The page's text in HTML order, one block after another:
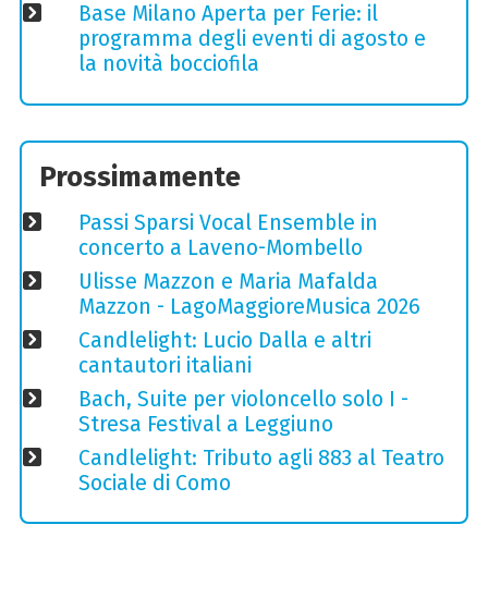
Base Milano Aperta per Ferie: il
programma degli eventi di agosto e
la novità bocciofila
Prossimamente
Passi Sparsi Vocal Ensemble in
concerto a Laveno-Mombello
Ulisse Mazzon e Maria Mafalda
Mazzon - LagoMaggioreMusica 2026
Candlelight: Lucio Dalla e altri
cantautori italiani
Bach, Suite per violoncello solo I -
Stresa Festival a Leggiuno
Candlelight: Tributo agli 883 al Teatro
Sociale di Como